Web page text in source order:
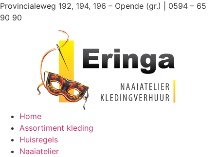
Ga
naar
Provincialeweg 192, 194, 196 – Opende (gr.) | 0594 – 65
90 90
Home
Assortiment kleding
Huisregels
Naaiatelier